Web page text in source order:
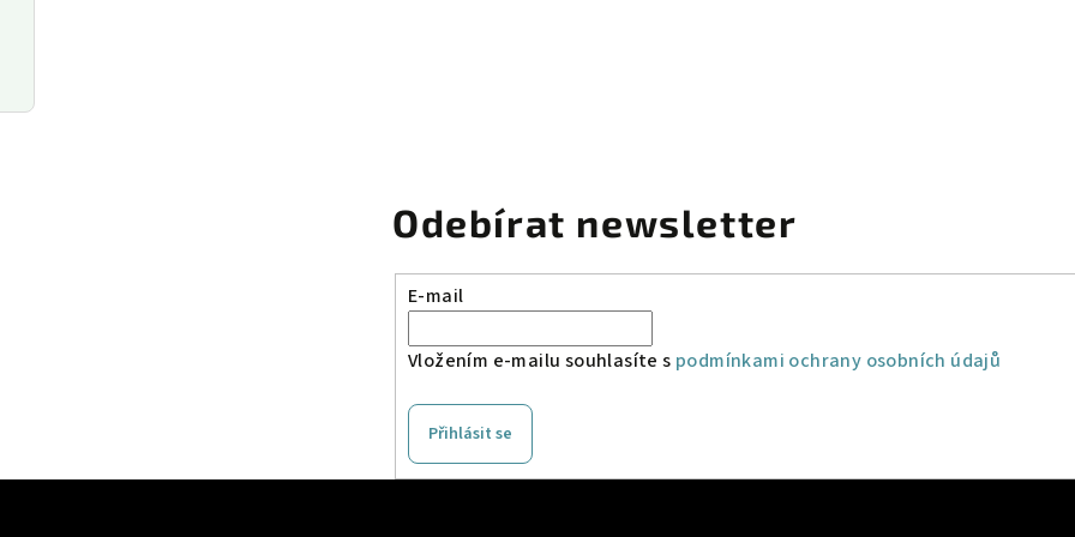
Odebírat newsletter
E-mail
Vložením e-mailu souhlasíte s podmínkami ochrany osobních údajů
Přihlásit se